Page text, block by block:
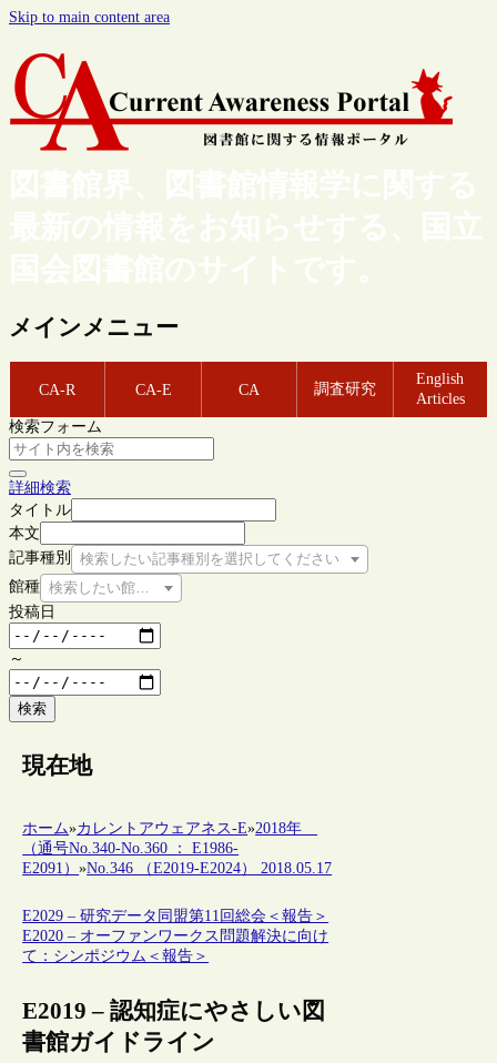
Skip to main content area
図書館界、図書館情報学に関する
最新の情報をお知らせする、国立
国会図書館のサイトです。
メインメニュー
CA-R CA-E CA 調査研究
English
Articles
検索フォーム
詳細検索
タイトル
本文
記事種別
検索したい記事種別を選択してください
館種 検索したい館種を選択してください
投稿日
～
検索
現在地
ホーム»カレントアウェアネス-E»2018年
（通号No.340-No.360 ： E1986-
E2091）»No.346 （E2019-E2024） 2018.05.17
E2029 – 研究データ同盟第11回総会＜報告＞
E2020 – オーファンワークス問題解決に向け
て：シンポジウム＜報告＞
E2019 – 認知症にやさしい図
書館ガイドライン